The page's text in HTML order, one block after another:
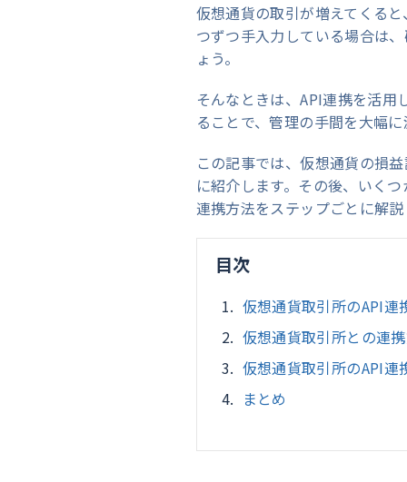
仮想通貨の取引が増えてくる
つずつ手入力している場合は
ょう。
そんなときは、API連携を活
ることで、管理の手間を大幅
この記事では、仮想通貨の損
に紹介します。その後、いく
連携方法をステップごとに解
目次
仮想通貨取引所のAPI連
仮想通貨取引所との連
仮想通貨取引所のAPI
まとめ